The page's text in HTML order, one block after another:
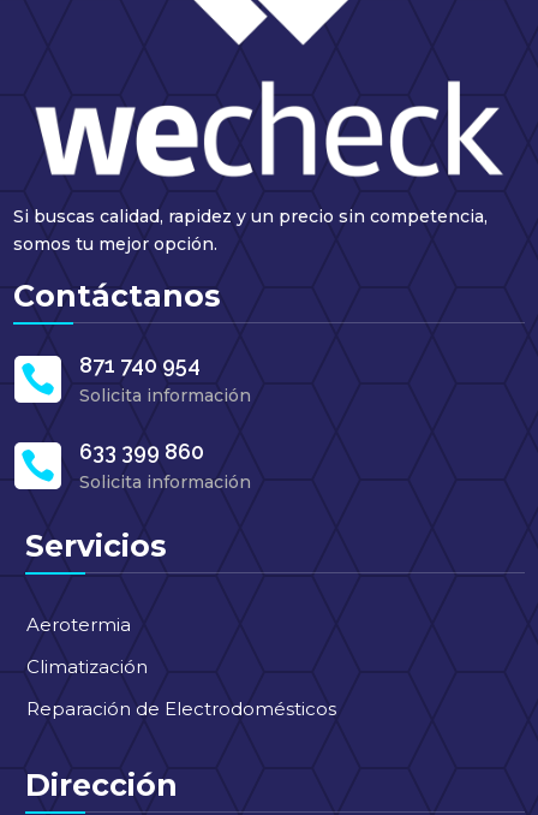
Si buscas calidad, rapidez y un precio sin competencia,
somos tu mejor opción.
Contáctanos
 871 740 954
Solicita información
 633 399 860
Solicita información
Servicios
Aerotermia
Climatización
Reparación de Electrodomésticos
Dirección